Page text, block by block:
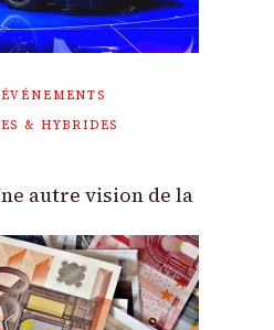
& HYBRIDES
autre vision de la